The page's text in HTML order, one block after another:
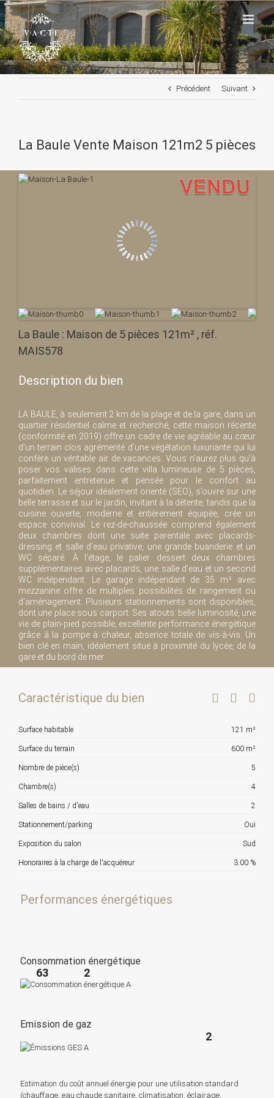
Passer
au
contenu
Précédent Suivant
La Baule Vente Maison 121m2 5 pièces
La Baule : Maison de 5 pièces 121m² , réf.
MAIS578
Description du bien
LA BAULE, à seulement 2 km de la plage et de la gare, dans un
quartier résidentiel calme et recherché, cette maison récente
(conformité en 2019) offre un cadre de vie agréable au cœur
d’un terrain clos agrémenté d’une végétation luxuriante qui lui
confère un véritable air de vacances. Vous n’aurez plus qu’à
poser vos valises dans cette villa lumineuse de 5 pièces,
parfaitement entretenue et pensée pour le confort au
quotidien. Le séjour idéalement orienté (SEO), s’ouvre sur une
belle terrasse et sur le jardin, invitant à la détente, tandis que la
cuisine ouverte, moderne et entièrement équipée, crée un
espace convivial. Le rez-de-chaussée comprend également
deux chambres dont une suite parentale avec placards-
dressing et salle d’eau privative, une grande buanderie et un
WC séparé. À l’étage, le palier dessert deux chambres
supplémentaires avec placards, une salle d’eau et un second
WC indépendant. Le garage indépendant de 35 m² avec
mezzanine offre de multiples possibilités de rangement ou
d’aménagement. Plusieurs stationnements sont disponibles,
dont une place sous carport. Ses atouts: belle luminosité, une
vie de plain-pied possible, excellente performance énergétique
grâce à la pompe à chaleur, absence totale de vis-à-vis. Un
bien clé en main, idéalement situé à proximité du lycée, de la
gare et du bord de mer.
Caractéristique du bien
Surface habitable 121 m²
Surface du terrain 600 m²
Nombre de pièce(s) 5
Chambre(s) 4
Salles de bains / d'eau 2
Stationnement/parking Oui
Exposition du salon Sud
Honoraires à la charge de l'acquéreur 3.00 %
Performances énergétiques
Consommation énergétique
63 2
Emission de gaz
2
Estimation du coût annuel énergie pour une utilisation standard
(chauffage, eau chaude sanitaire, climatisation, éclairage,